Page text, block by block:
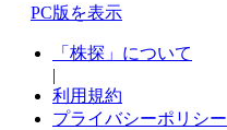
PC版を表示
「株探」について
|
利用規約
プライバシーポリシー